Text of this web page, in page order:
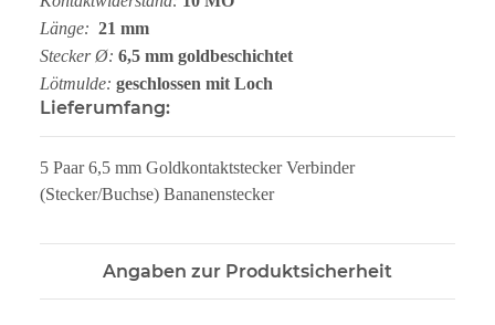
Länge: 21 mm
Stecker Ø: 6,5 mm goldbeschichtet
Lötmulde: geschlossen mit Loch
Lieferumfang:
5 Paar 6,5 mm Goldkontaktstecker Verbinder
(Stecker/Buchse) Bananenstecker
Angaben zur Produktsicherheit